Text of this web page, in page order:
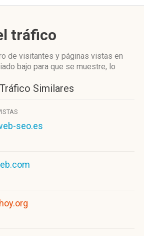
tráfico
de visitantes y páginas vistas en
bajo para que se muestre, lo
Similares
seo.es